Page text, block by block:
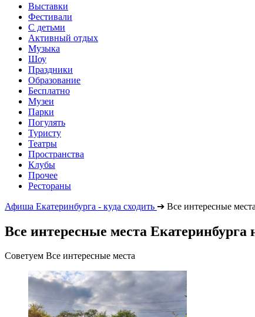
Выставки
Фестивали
С детьми
Активный отдых
Музыка
Шоу
Праздники
Образование
Бесплатно
Музеи
Парки
Погулять
Туристу
Театры
Пространства
Клубы
Прочее
Рестораны
Афиша Екатеринбурга - куда сходить ➔ Все интересные
Все интересные места Екатеринбурга
Советуем Все интересные места